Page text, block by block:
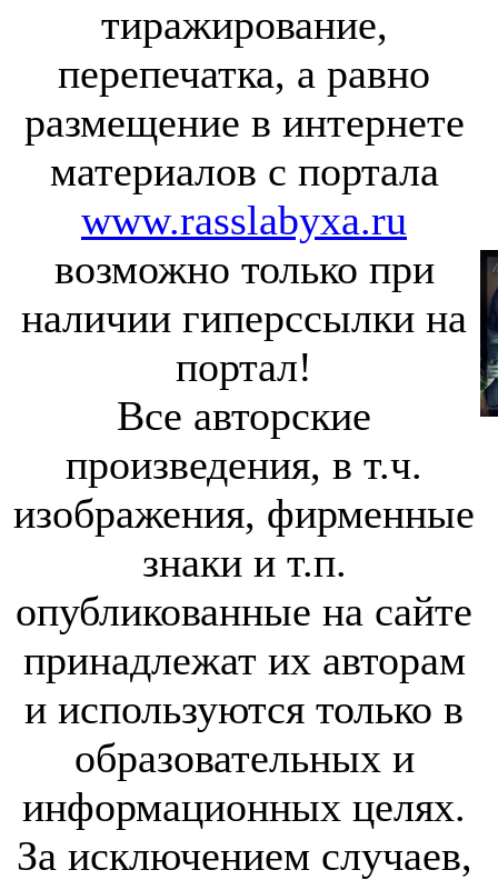
тиражирование,
перепечатка, а равно
размещение в интернете
материалов с портала
www.rasslabyxa.ru
возможно только при
наличии гиперссылки на
портал!
Все авторские
произведения, в т.ч.
изображения, фирменные
знаки и т.п.
опубликованные на сайте
принадлежат их авторам
и используются только в
образовательных и
информационных целях.
За исключением случаев,